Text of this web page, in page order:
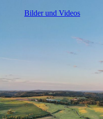
Bilder und Videos